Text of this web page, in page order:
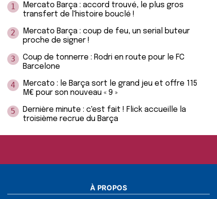
1
Mercato Barça : accord trouvé, le plus gros
transfert de l'histoire bouclé !
2
Mercato Barça : coup de feu, un serial buteur
proche de signer !
3
Coup de tonnerre : Rodri en route pour le FC
Barcelone
4
Mercato : le Barça sort le grand jeu et offre 115
M€ pour son nouveau « 9 »
5
Dernière minute : c'est fait ! Flick accueille la
troisième recrue du Barça
À PROPOS